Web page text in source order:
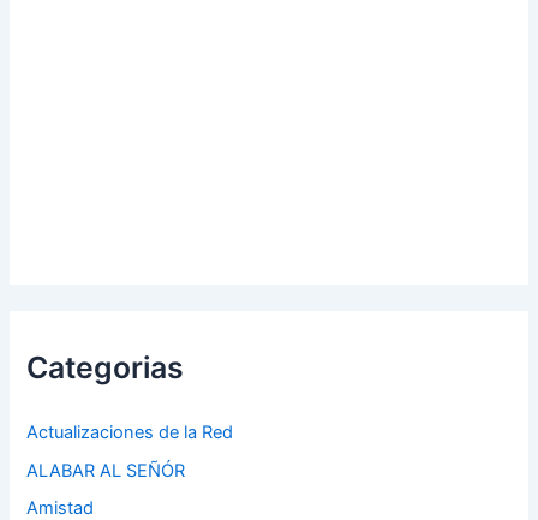
Categorias
Actualizaciones de la Red
ALABAR AL SEÑÓR
Amistad